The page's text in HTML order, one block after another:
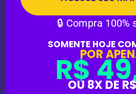
🔒 Compra 100%
SOMENTE HOJE
POR
R$
OU 8X DE